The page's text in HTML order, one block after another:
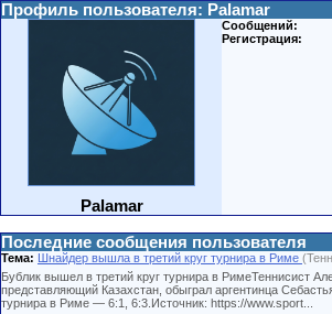
Профиль пользователя: Palamar
Palamar
Сообщений:
Регистрация:
Последние сообщения пользователя
Тема: Шнайдер вышла в третий круг турнира в Риме
Бублик вышел в третий круг турнира в РимеТеннисист
представляющий Казахстан, обыграл аргентинца
турнира в Риме — 6:1, 6:3.Источник: https://www.sport...